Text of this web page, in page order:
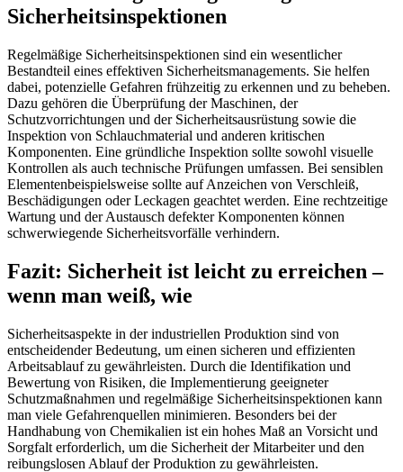
Sicherheitsinspektionen
Regelmäßige Sicherheitsinspektionen sind ein wesentlicher
Bestandteil eines effektiven Sicherheitsmanagements. Sie helfen
dabei, potenzielle Gefahren frühzeitig zu erkennen und zu beheben.
Dazu gehören die Überprüfung der Maschinen, der
Schutzvorrichtungen und der Sicherheitsausrüstung sowie die
Inspektion von Schlauchmaterial und anderen kritischen
Komponenten. Eine gründliche Inspektion sollte sowohl visuelle
Kontrollen als auch technische Prüfungen umfassen. Bei sensiblen
Elementenbeispielsweise sollte auf Anzeichen von Verschleiß,
Beschädigungen oder Leckagen geachtet werden. Eine rechtzeitige
Wartung und der Austausch defekter Komponenten können
schwerwiegende Sicherheitsvorfälle verhindern.
Fazit: Sicherheit ist leicht zu erreichen –
wenn man weiß, wie
Sicherheitsaspekte in der industriellen Produktion sind von
entscheidender Bedeutung, um einen sicheren und effizienten
Arbeitsablauf zu gewährleisten. Durch die Identifikation und
Bewertung von Risiken, die Implementierung geeigneter
Schutzmaßnahmen und regelmäßige Sicherheitsinspektionen kann
man viele Gefahrenquellen minimieren. Besonders bei der
Handhabung von Chemikalien ist ein hohes Maß an Vorsicht und
Sorgfalt erforderlich, um die Sicherheit der Mitarbeiter und den
reibungslosen Ablauf der Produktion zu gewährleisten.